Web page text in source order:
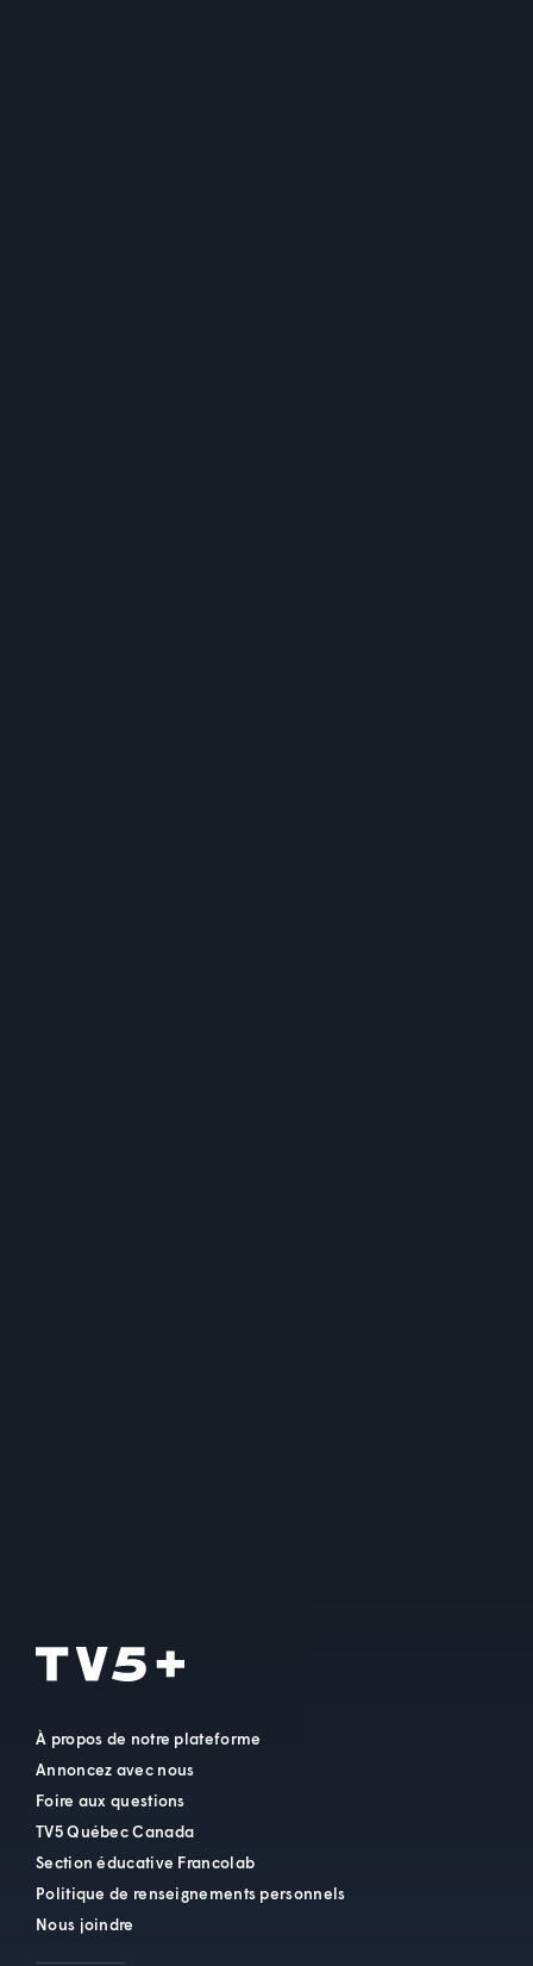
À propos de notre plateforme
Annoncez avec nous
Foire aux questions
TV5 Québec Canada
Section éducative Francolab
Politique de renseignements personnels
Nous joindre